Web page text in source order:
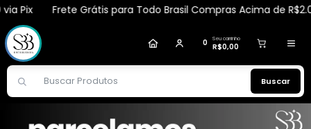
Frete Grátis para Todo Brasil Compras Acima de
0 Seu carrinho
R$0,00
Buscar
disceanecomprou Perfume Sensual Melinda
Pedido de R$ 1.809,85